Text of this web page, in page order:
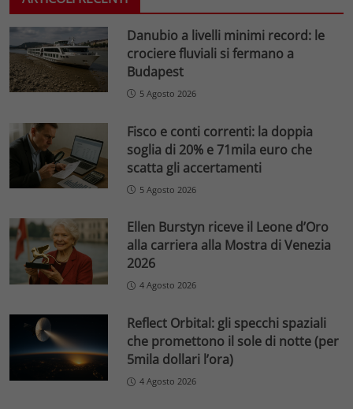
Danubio a livelli minimi record: le
crociere fluviali si fermano a
Budapest
5 Agosto 2026
Fisco e conti correnti: la doppia
soglia di 20% e 71mila euro che
scatta gli accertamenti
5 Agosto 2026
Ellen Burstyn riceve il Leone d’Oro
alla carriera alla Mostra di Venezia
2026
4 Agosto 2026
Reflect Orbital: gli specchi spaziali
che promettono il sole di notte (per
5mila dollari l’ora)
4 Agosto 2026